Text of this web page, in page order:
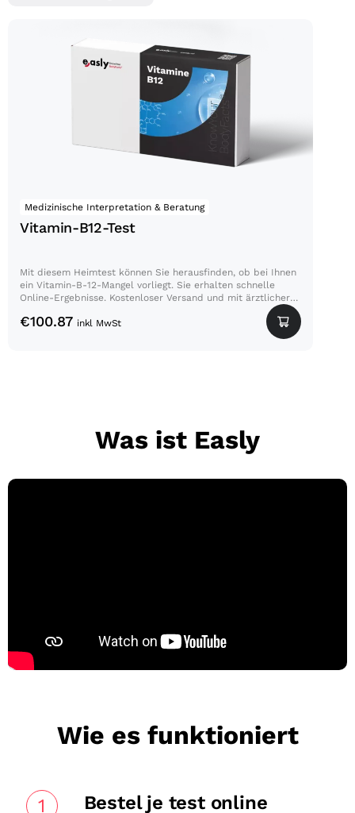
Vitamin-B12-Test
Medizinische Interpretation & Beratung
Vitamin-B12-Test
Mit diesem Heimtest können Sie herausfinden, ob bei Ihnen
ein Vitamin-B-12-Mangel vorliegt. Sie erhalten schnelle
Online-Ergebnisse. Kostenloser Versand und mit ärztlicher
€100.87 inkl MwSt
Was ist Easly
Wie es funktioniert
1 Bestel je test online